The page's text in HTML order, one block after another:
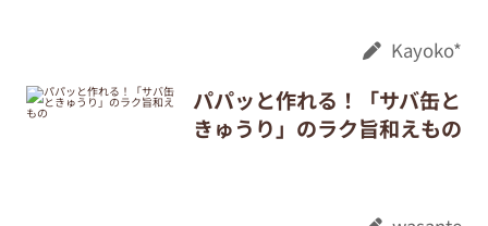
Kayoko*
パパッと作れる！「サバ缶と
きゅうり」のラク旨和えもの